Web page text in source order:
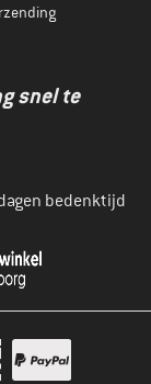
snel te
bedenktijd